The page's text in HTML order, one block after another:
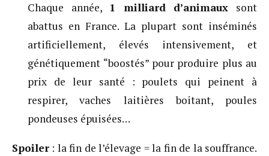
Chaque année, 1 milliard d’animaux sont
abattus en France. La plupart sont inséminés
artificiellement, élevés intensivement, et
génétiquement “boostés” pour produire plus au
prix de leur santé : poulets qui peinent à
respirer, vaches laitières boitant, poules
pondeuses épuisées…
Spoiler : la fin de l’élevage = la fin de la souffrance.